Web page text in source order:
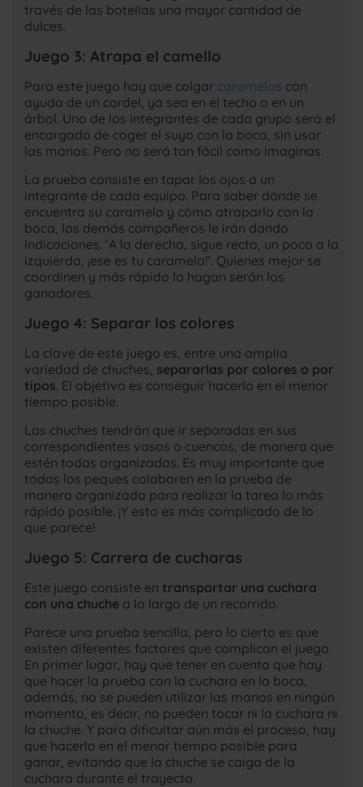
través de las botellas una mayor cantidad de
dulces.
Juego 3: Atrapa el camello
Para este juego hay que colgar caramelos con
ayuda de un cordel, ya sea en el techo o en un
árbol. Uno de los integrantes de cada grupo será el
encargado de coger el suyo con la boca, sin usar
las manos. Pero no será tan fácil como imaginas.
La prueba consiste en tapar los ojos a un
integrante de cada equipo. Para saber dónde se
encuentra su caramelo y cómo atraparlo con la
boca, los demás compañeros le irán dando
indicaciones. ‘A la derecha, sigue recto, un poco a la
izquierda, ¡ese es tu caramelo!’. Quienes mejor se
coordinen y más rápido lo hagan serán los
ganadores.
Juego 4: Separar los colores
La clave de este juego es, entre una amplia
variedad de chuches, separarlas por colores o por
tipos. El objetivo es conseguir hacerlo en el menor
tiempo posible.
Las chuches tendrán que ir separadas en sus
correspondientes vasos o cuencos, de manera que
estén todas organizadas. Es muy importante que
todos los peques colaboren en la prueba de
manera organizada para realizar la tarea lo más
rápido posible. ¡Y esto es más complicado de lo
que parece!
Juego 5: Carrera de cucharas
Este juego consiste en transportar una cuchara
con una chuche a lo largo de un recorrido.
Parece una prueba sencilla, pero lo cierto es que
existen diferentes factores que complican el juego.
En primer lugar, hay que tener en cuenta que hay
que hacer la prueba con la cuchara en la boca,
además, no se pueden utilizar las manos en ningún
momento, es decir, no pueden tocar ni la cuchara ni
la chuche. Y para dificultar aún más el proceso, hay
que hacerlo en el menor tiempo posible para
ganar, evitando que la chuche se caiga de la
cuchara durante el trayecto.